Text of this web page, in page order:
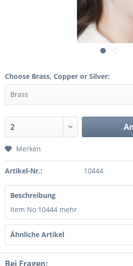
Choose Brass, Copper or Silver:
Merken
Artikel-Nr.: 10444
Beschreibung
Item No 10444 mehr
Ähnliche Artikel
Bei Fragen: